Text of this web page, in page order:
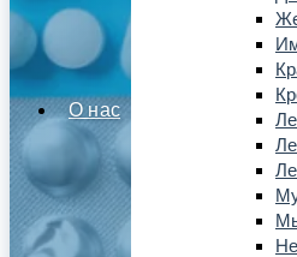
О нас